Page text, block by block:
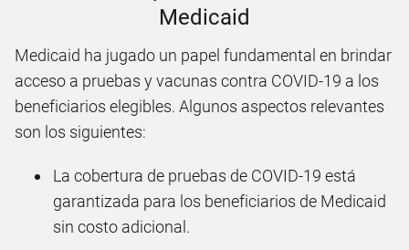
Medicaid
Medicaid ha jugado un papel fundamental en brindar
acceso a pruebas y vacunas contra COVID-19 a los
beneficiarios elegibles. Algunos aspectos relevantes
son los siguientes:
La cobertura de pruebas de COVID-19 está
garantizada para los beneficiarios de Medicaid
sin costo adicional.